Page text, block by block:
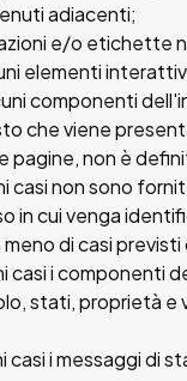
adiacenti;
e/o etichette
elementi
componenti
che viene
pagine, non è
casi non sono
in cui venga
di casi previsti
casi i componenti
stati, proprietà
casi i messaggi di